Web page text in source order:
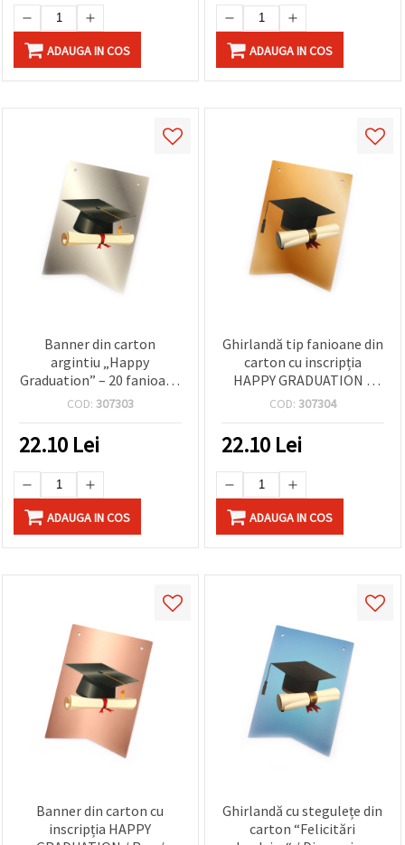
ADAUGA IN COS ADAUGA IN COS
Banner din carton
argintiu „Happy
Graduation” – 20 fanioane
(11 x 15,5 cm) – decor
de absolvire
COD: 307303
22.10 Lei
ADAUGA IN COS
Ghirlandă tip fanioane din
carton cu inscripția
HAPPY GRADUATION /
Dimensiune fanion:
fanioane
COD: 307304
22.10 Lei
ADAUGA IN COS
Banner din carton cu
inscripția HAPPY
Ghirlandă cu stegulețe din
carton “Felicitări